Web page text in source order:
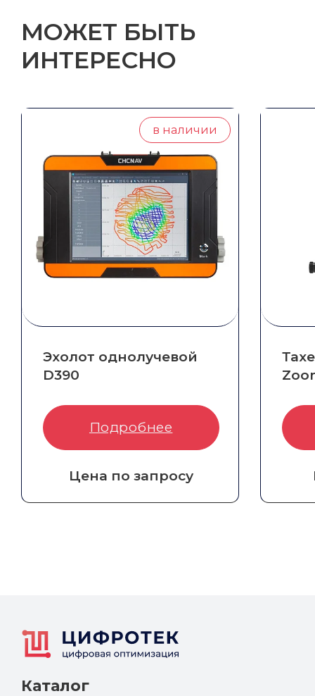
МОЖЕТ БЫТЬ
ИНТЕРЕСНО
в наличии
Эхолот однолучевой
D390
Артикул:
Подробнее
Цена по запросу
Каталог